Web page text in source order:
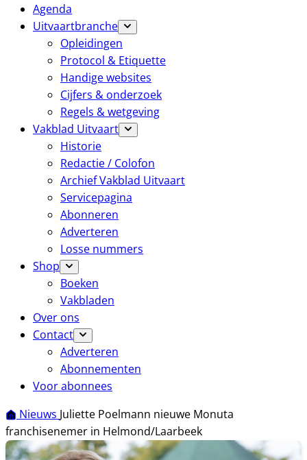
Agenda
Uitvaartbranche
Opleidingen
Protocol & Etiquette
Handige websites
Cijfers & onderzoek
Regels & wetgeving
Vakblad Uitvaart
Historie
Redactie / Colofon
Archief Vakblad Uitvaart
Servicepagina
Abonneren
Adverteren
Losse nummers
Shop
Boeken
Vakbladen
Over ons
Contact
Adverteren
Abonnementen
Voor abonnees
Nieuws Juliette Poelmann nieuwe Monuta
franchisenemer in Helmond/Laarbeek